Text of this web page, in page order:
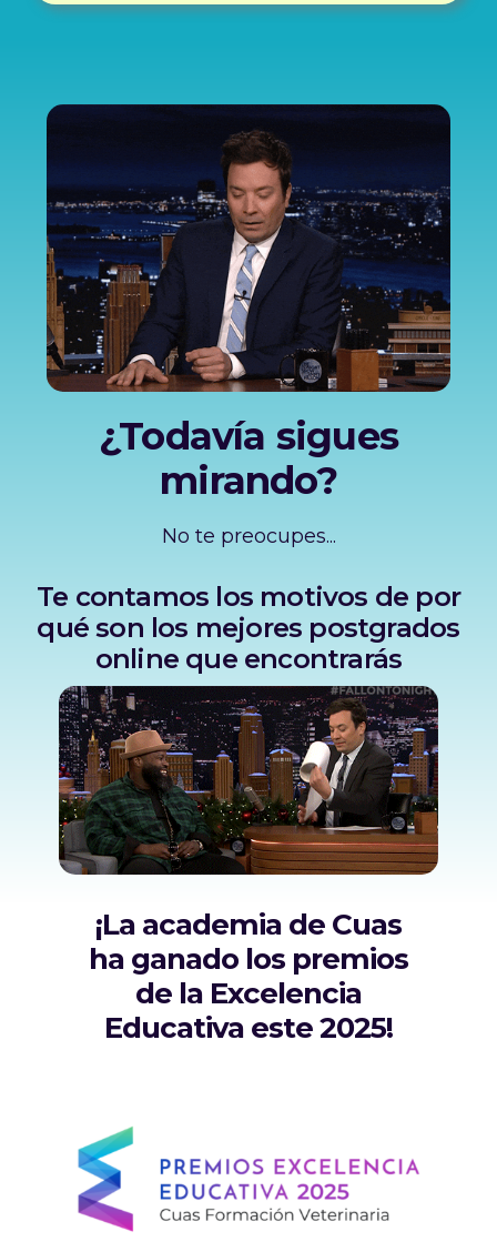
¿Todavía sigues
mirando?
No te preocupes...
Te contamos los motivos de por
qué son los mejores postgrados
online que encontrarás
¡La academia de Cuas
ha ganado los premios
de la Excelencia
Educativa este 2025!